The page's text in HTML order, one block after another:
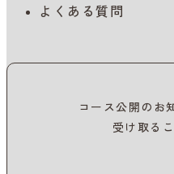
よくある質問
コース公開のお
受け取る